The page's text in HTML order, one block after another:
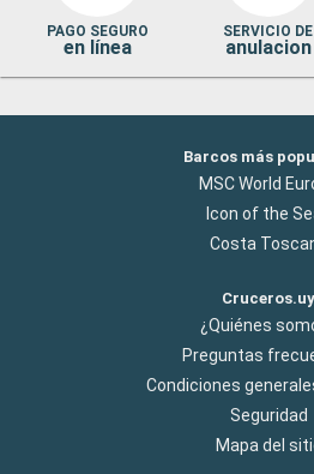
PAGO SEGURO
en línea
SERVICIO DE
anulacion
Barcos más
MSC World
Icon of the
Costa
Cruceros.uy
¿Quiénes
Preguntas
Condiciones
Seguridad
Mapa del